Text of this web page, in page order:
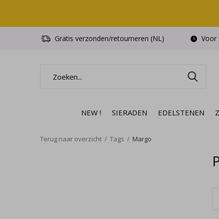
NEW ! SIERADEN EDELSTENEN
Gratis verzonden/retourneren (NL) Voor
Terug naar overzicht Tags Margo